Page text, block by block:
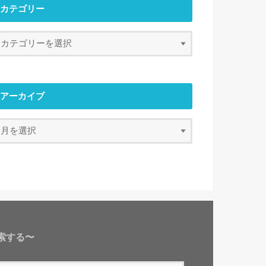
カテゴリー
アーカイブ
する〜